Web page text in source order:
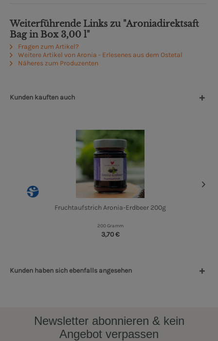
Weiterführende Links zu "Aroniadirektsaft
Bag in Box 3,00 l"
Fragen zum Artikel?
Weitere Artikel von Aronia - Erlesenes aus dem Ostetal
Näheres zum Produzenten
Kunden kauften auch
Fruchtaufstrich Aronia-Erdbeer 200g
200 Gramm
3,70 €
Kunden haben sich ebenfalls angesehen
Newsletter abonnieren & kein
Angebot verpassen